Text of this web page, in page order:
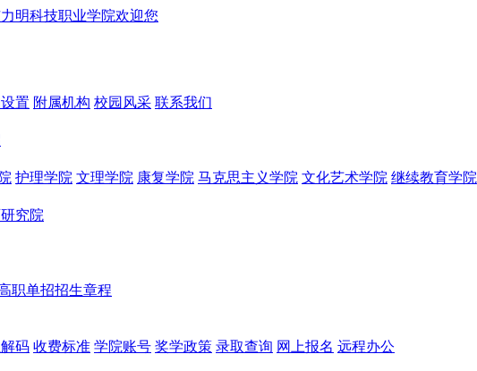
置 附属机构 校园风采 联系我们
护理学院 文理学院 康复学院 马克思主义学院 文化艺术学院 继续教育学院
究院
职单招招生章程
码 收费标准 学院账号 奖学政策 录取查询 网上报名 远程办公